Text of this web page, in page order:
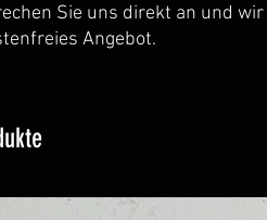
Sie uns direkt an und
Angebot.